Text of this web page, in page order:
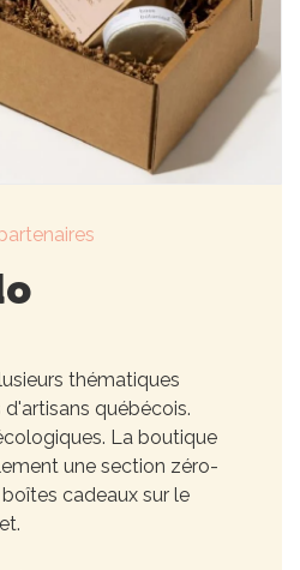
thématiques
québécois.
La boutique
une section zéro-
cadeaux sur le